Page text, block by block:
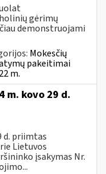
gėrimų
demonstruojami
Mokesčių
pakeitimai
m.
m. kovo 29 d.
d. priimtas
Lietuvos
įsakymas Nr.